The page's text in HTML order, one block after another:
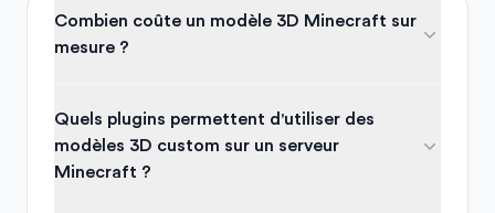
Combien coûte un modèle 3D Minecraft sur
mesure ?
Quels plugins permettent d'utiliser des
modèles 3D custom sur un serveur
Minecraft ?